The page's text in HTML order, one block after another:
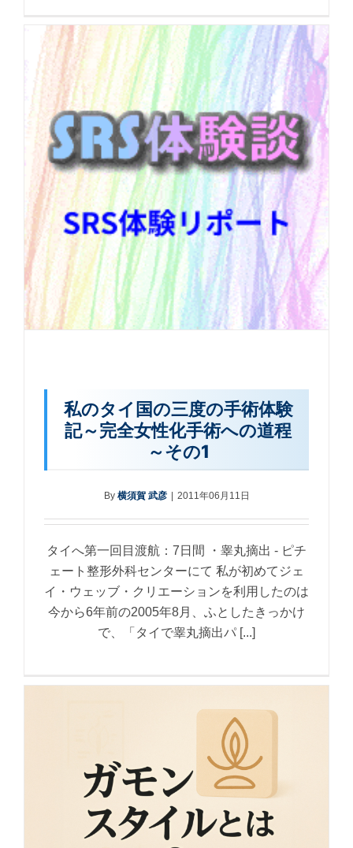
私のタイ国の三度の手術体験
記～完全女性化手術への道程
～その1
By 横須賀 武彦 | 2011年06月11日
タイへ第一回目渡航：7日間 ・睾丸摘出 - ピチ
ェート整形外科センターにて 私が初めてジェ
イ・ウェッブ・クリエーションを利用したのは
今から6年前の2005年8月、ふとしたきっかけ
で、「タイで睾丸摘出パ [...]